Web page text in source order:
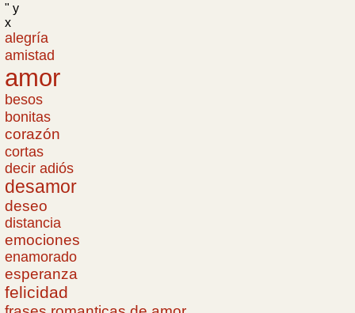
" y
x
alegría
amistad
amor
besos
bonitas
corazón
cortas
decir adiós
desamor
deseo
distancia
emociones
enamorado
esperanza
felicidad